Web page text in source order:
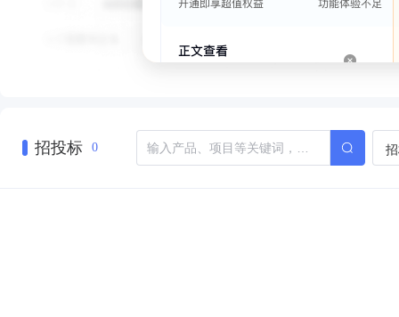
招投标 0